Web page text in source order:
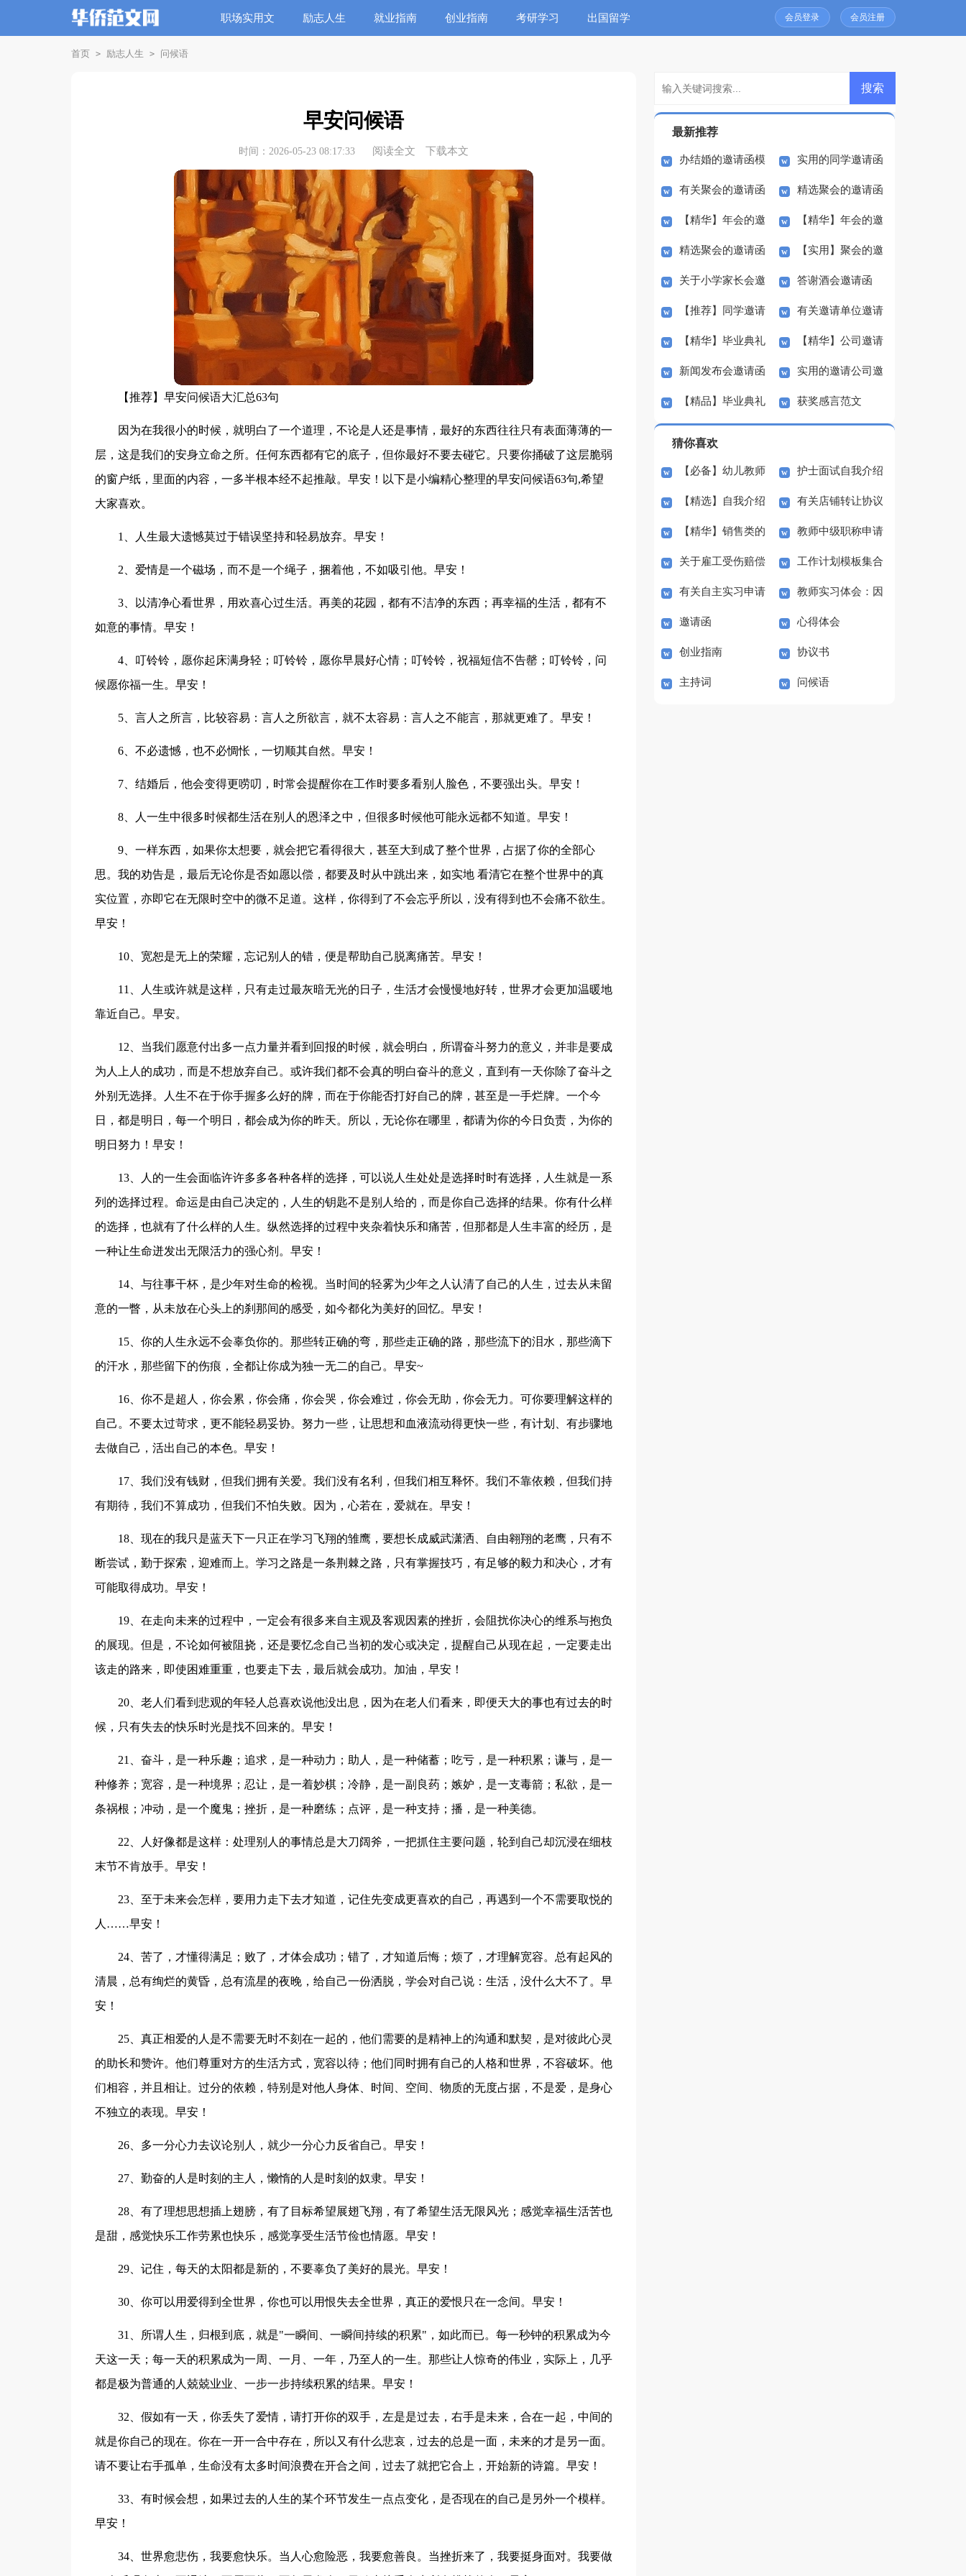
职场实用文 励志人生 就业指南 创业指南 考研学习 出国留学 会员登录 会员注册
首页 > 励志人生 > 问候语
早安问候语
时间：2026-05-23 08:17:33 阅读全文 下载本文
【推荐】早安问候语大汇总63句
因为在我很小的时候，就明白了一个道理，不论是人还是事情，最好的东西往往只有表面薄薄的一
层，这是我们的安身立命之所。任何东西都有它的底子，但你最好不要去碰它。只要你捅破了这层脆弱
的窗户纸，里面的内容，一多半根本经不起推敲。早安！以下是小编精心整理的早安问候语63句,希望
大家喜欢。
1、人生最大遗憾莫过于错误坚持和轻易放弃。早安！
2、爱情是一个磁场，而不是一个绳子，捆着他，不如吸引他。早安！
3、以清净心看世界，用欢喜心过生活。再美的花园，都有不洁净的东西；再幸福的生活，都有不
如意的事情。早安！
4、叮铃铃，愿你起床满身轻；叮铃铃，愿你早晨好心情；叮铃铃，祝福短信不告罄；叮铃铃，问
候愿你福一生。早安！
5、言人之所言，比较容易：言人之所欲言，就不太容易：言人之不能言，那就更难了。早安！
6、不必遗憾，也不必惆怅，一切顺其自然。早安！
7、结婚后，他会变得更唠叨，时常会提醒你在工作时要多看别人脸色，不要强出头。早安！
8、人一生中很多时候都生活在别人的恩泽之中，但很多时候他可能永远都不知道。早安！
9、一样东西，如果你太想要，就会把它看得很大，甚至大到成了整个世界，占据了你的全部心
思。我的劝告是，最后无论你是否如愿以偿，都要及时从中跳出来，如实地 看清它在整个世界中的真
实位置，亦即它在无限时空中的微不足道。这样，你得到了不会忘乎所以，没有得到也不会痛不欲生。
早安！
10、宽恕是无上的荣耀，忘记别人的错，便是帮助自己脱离痛苦。早安！
11、人生或许就是这样，只有走过最灰暗无光的日子，生活才会慢慢地好转，世界才会更加温暖地
靠近自己。早安。
12、当我们愿意付出多一点力量并看到回报的时候，就会明白，所谓奋斗努力的意义，并非是要成
为人上人的成功，而是不想放弃自己。或许我们都不会真的明白奋斗的意义，直到有一天你除了奋斗之
外别无选择。人生不在于你手握多么好的牌，而在于你能否打好自己的牌，甚至是一手烂牌。一个今
日，都是明日，每一个明日，都会成为你的昨天。所以，无论你在哪里，都请为你的今日负责，为你的
明日努力！早安！
13、人的一生会面临许许多多各种各样的选择，可以说人生处处是选择时时有选择，人生就是一系
列的选择过程。命运是由自己决定的，人生的钥匙不是别人给的，而是你自己选择的结果。你有什么样
的选择，也就有了什么样的人生。纵然选择的过程中夹杂着快乐和痛苦，但那都是人生丰富的经历，是
一种让生命迸发出无限活力的强心剂。早安！
14、与往事干杯，是少年对生命的检视。当时间的轻雾为少年之人认清了自己的人生，过去从未留
意的一瞥，从未放在心头上的刹那间的感受，如今都化为美好的回忆。早安！
15、你的人生永远不会辜负你的。那些转正确的弯，那些走正确的路，那些流下的泪水，那些滴下
的汗水，那些留下的伤痕，全都让你成为独一无二的自己。早安~
16、你不是超人，你会累，你会痛，你会哭，你会难过，你会无助，你会无力。可你要理解这样的
自己。不要太过苛求，更不能轻易妥协。努力一些，让思想和血液流动得更快一些，有计划、有步骤地
去做自己，活出自己的本色。早安！
17、我们没有钱财，但我们拥有关爱。我们没有名利，但我们相互释怀。我们不靠依赖，但我们持
有期待，我们不算成功，但我们不怕失败。因为，心若在，爱就在。早安！
18、现在的我只是蓝天下一只正在学习飞翔的雏鹰，要想长成威武潇洒、自由翱翔的老鹰，只有不
断尝试，勤于探索，迎难而上。学习之路是一条荆棘之路，只有掌握技巧，有足够的毅力和决心，才有
可能取得成功。早安！
19、在走向未来的过程中，一定会有很多来自主观及客观因素的挫折，会阻扰你决心的维系与抱负
的展现。但是，不论如何被阻挠，还是要忆念自己当初的发心或决定，提醒自己从现在起，一定要走出
该走的路来，即使困难重重，也要走下去，最后就会成功。加油，早安！
20、老人们看到悲观的年轻人总喜欢说他没出息，因为在老人们看来，即便天大的事也有过去的时
候，只有失去的快乐时光是找不回来的。早安！
21、奋斗，是一种乐趣；追求，是一种动力；助人，是一种储蓄；吃亏，是一种积累；谦与，是一
种修养；宽容，是一种境界；忍让，是一着妙棋；冷静，是一副良药；嫉妒，是一支毒箭；私欲，是一
条祸根；冲动，是一个魔鬼；挫折，是一种磨练；点评，是一种支持；播，是一种美德。
22、人好像都是这样：处理别人的事情总是大刀阔斧，一把抓住主要问题，轮到自己却沉浸在细枝
末节不肯放手。早安！
23、至于未来会怎样，要用力走下去才知道，记住先变成更喜欢的自己，再遇到一个不需要取悦的
人……早安！
24、苦了，才懂得满足；败了，才体会成功；错了，才知道后悔；烦了，才理解宽容。总有起风的
清晨，总有绚烂的黄昏，总有流星的夜晚，给自己一份洒脱，学会对自己说：生活，没什么大不了。早
安！
25、真正相爱的人是不需要无时不刻在一起的，他们需要的是精神上的沟通和默契，是对彼此心灵
的助长和赞许。他们尊重对方的生活方式，宽容以待；他们同时拥有自己的人格和世界，不容破坏。他
们相容，并且相让。过分的依赖，特别是对他人身体、时间、空间、物质的无度占据，不是爱，是身心
不独立的表现。早安！
26、多一分心力去议论别人，就少一分心力反省自己。早安！
27、勤奋的人是时刻的主人，懒惰的人是时刻的奴隶。早安！
28、有了理想思想插上翅膀，有了目标希望展翅飞翔，有了希望生活无限风光；感觉幸福生活苦也
是甜，感觉快乐工作劳累也快乐，感觉享受生活节俭也情愿。早安！
29、记住，每天的太阳都是新的，不要辜负了美好的晨光。早安！
30、你可以用爱得到全世界，你也可以用恨失去全世界，真正的爱恨只在一念间。早安！
31、所谓人生，归根到底，就是"一瞬间、一瞬间持续的积累"，如此而已。每一秒钟的积累成为今
天这一天；每一天的积累成为一周、一月、一年，乃至人的一生。那些让人惊奇的伟业，实际上，几乎
都是极为普通的人兢兢业业、一步一步持续积累的结果。早安！
32、假如有一天，你丢失了爱情，请打开你的双手，左是是过去，右手是未来，合在一起，中间的
就是你自己的现在。你在一开一合中存在，所以又有什么悲哀，过去的总是一面，未来的才是另一面。
请不要让右手孤单，生命没有太多时间浪费在开合之间，过去了就把它合上，开始新的诗篇。早安！
33、有时候会想，如果过去的人生的某个环节发生一点点变化，是否现在的自己是另外一个模样。
早安！
34、世界愈悲伤，我要愈快乐。当人心愈险恶，我要愈善良。当挫折来了，我要挺身面对。我要做
最新推荐
办结婚的邀请函模
板合集8篇
实用的同学邀请函
模板集合六篇
有关聚会的邀请函
模板合集6篇
精选聚会的邀请函
模板合集10篇
【精华】年会的邀
请函模板合集八篇
【精华】年会的邀
请函模板合集五篇
精选聚会的邀请函
模板合集六篇
【实用】聚会的邀
请函模板合集8篇
关于小学家长会邀
请函集锦9篇
答谢酒会邀请函
【推荐】同学邀请
函模板汇编十篇
有关邀请单位邀请
函范文汇总8篇
【精华】毕业典礼
邀请函汇总七篇
【精华】公司邀请
函范文锦集八篇
新闻发布会邀请函
范文合集6篇
实用的邀请公司邀
请函范文集锦八篇
【精品】毕业典礼 获奖感言范文
猜你喜欢
【必备】幼儿教师
培训总结集合5篇
护士面试自我介绍
(汇编15篇)
【精选】自我介绍
的作文300字集锦八篇
有关店铺转让协议
书3篇
【精华】销售类的
实习报告锦集六篇
教师中级职称申请
书
关于雇工受伤赔偿
协议书范本（精选3
篇）
工作计划模板集合
七篇
有关自主实习申请
书3篇
教师实习体会：因
材施教
邀请函 心得体会
创业指南 协议书
主持词 问候语